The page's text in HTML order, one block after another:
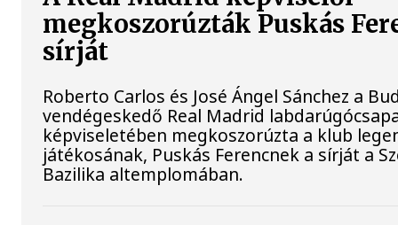
megkoszorúzták Puskás
sírját
Roberto Carlos és José Ángel Sánchez a
vendégeskedő Real Madrid
képviseletében megkoszorúzta a klub
játékosának, Puskás Ferencnek a sírját a
Bazilika altemplomában.